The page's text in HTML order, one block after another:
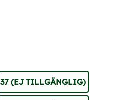
37 (EJ TILLGÄNGLIG)